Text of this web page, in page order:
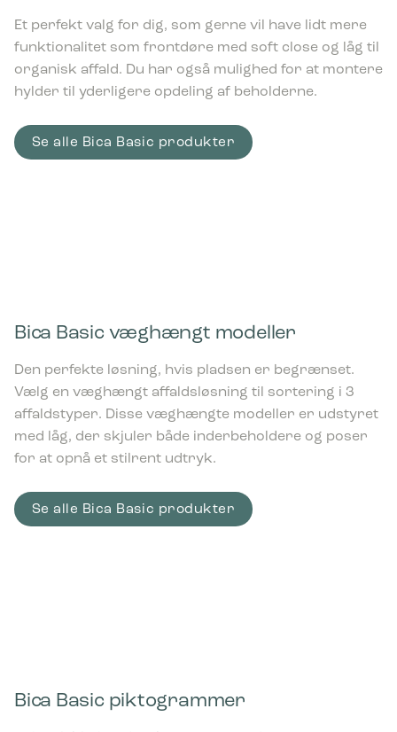
liter Åbne indkast Antracit
ekskl. moms
liter Åbne indkast Antracit
Et perfekt valg for dig, som gerne vil have lidt mere
funktionalitet som frontdøre med soft close og låg til
organisk affald. Du har også mulighed for at montere
hylder til yderligere opdeling af beholderne.
Se alle Bica Basic produkter
Bica Model 883 Affaldssortering 4×45
Bica Basic væghængt modeller
Den perfekte løsning, hvis pladsen er begrænset.
Vælg en væghængt affaldsløsning til sortering i 3
affaldstyper. Disse væghængte modeller er udstyret
med låg, der skjuler både inderbeholdere og poser
for at opnå et stilrent udtryk.
Se alle Bica Basic produkter
Bica Basic piktogrammer